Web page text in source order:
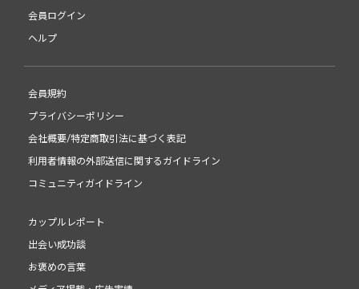
会員ログイン
ヘルプ
会員規約
プライバシーポリシー
会社概要/特定商取引法に基づく表記
利用者情報の外部送信に関するガイドライン
コミュニティガイドライン
カップルレポート
出会い成功談
お褒めの言葉